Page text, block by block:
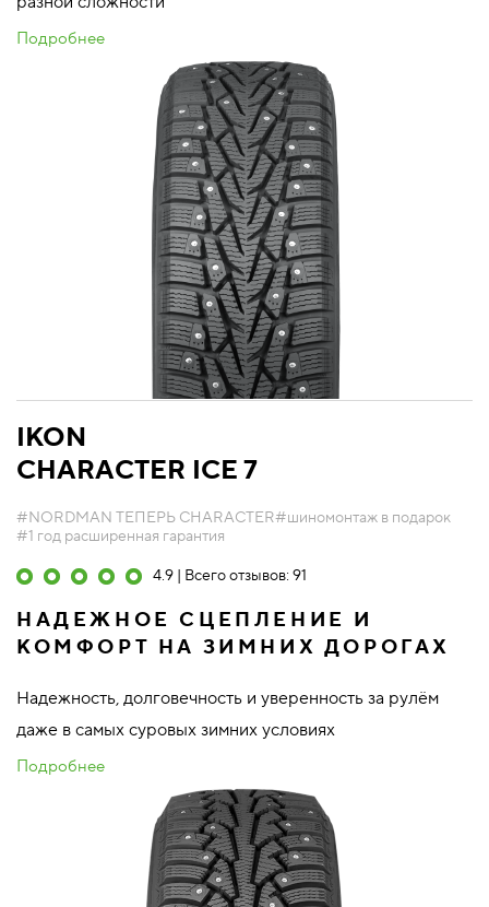
Подробнее
IKON
CHARACTER ICE 7
#NORDMAN ТЕПЕРЬ CHARACTER#шиномонтаж в подарок
#1 год расширенная гарантия
4.9 | Всего отзывов: 91
НАДЕЖНОЕ СЦЕПЛЕНИЕ И
КОМФОРТ НА ЗИМНИХ ДОРОГАХ
Надежность, долговечность и уверенность за рулём
даже в самых суровых зимних условиях
Подробнее